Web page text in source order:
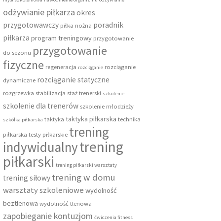
odżywianie piłkarza okres
przygotowawczy piłka nożna poradnik
piłkarza program treningowy przygotowanie
do sezonu przygotowanie
fizyczne regeneracja rozciąganie rozciąganie
dynamiczne rozciąganie statyczne
rozgrzewka stabilizacja staż trenerski szkolenie
szkolenie dla trenerów szkolenie młodzieży
szkółka piłkarska taktyka taktyka piłkarska technika
piłkarska testy piłkarskie trening
indywidualnytrening
piłkarski trening piłkarski warsztaty
trening siłowy trening w domu
warsztaty szkoleniowe wydolność
beztlenowa wydolność tlenowa
zapobieganie kontuzjom ćwiczenia fitness